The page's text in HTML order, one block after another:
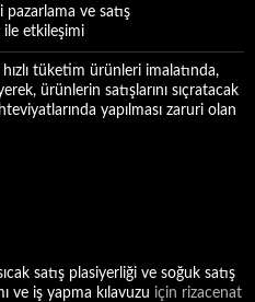
ve satış
ile etkileşimi
tüketim ürünleri imalatında,
ürünlerin satışlarını sıçratacak
yapılması zaruri olan
satış plasiyerliği ve soğuk satış
ve iş yapma kılavuzu için rizacenat